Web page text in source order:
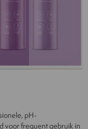
pH-
voor frequent gebruik in